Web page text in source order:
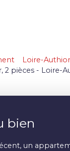
Loire-
2 pièces - Loire-
bien
un